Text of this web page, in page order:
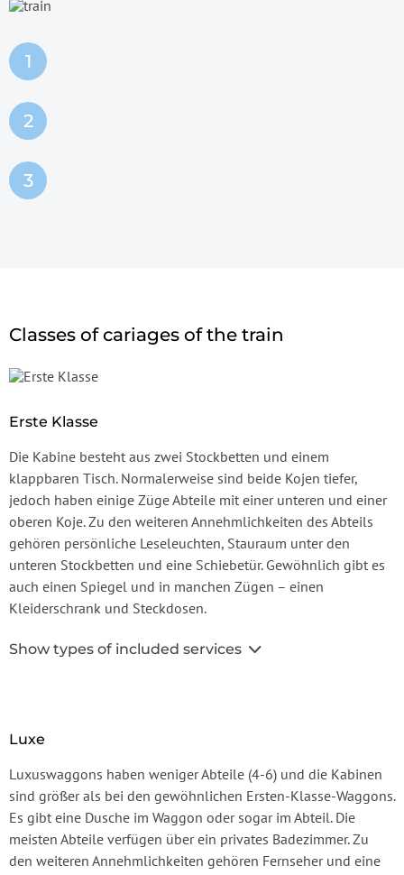
Classes of cariages of the train
Erste Klasse
Die Kabine besteht aus zwei Stockbetten und einem
klappbaren Tisch. Normalerweise sind beide Kojen tiefer,
jedoch haben einige Züge Abteile mit einer unteren und einer
oberen Koje. Zu den weiteren Annehmlichkeiten des Abteils
gehören persönliche Leseleuchten, Stauraum unter den
unteren Stockbetten und eine Schiebetür. Gewöhnlich gibt es
auch einen Spiegel und in manchen Zügen – einen
Kleiderschrank und Steckdosen.
Show types of included services
Luxe
Luxuswaggons haben weniger Abteile (4-6) und die Kabinen
sind größer als bei den gewöhnlichen Ersten-Klasse-Waggons.
Es gibt eine Dusche im Waggon oder sogar im Abteil. Die
meisten Abteile verfügen über ein privates Badezimmer. Zu
den weiteren Annehmlichkeiten gehören Fernseher und eine